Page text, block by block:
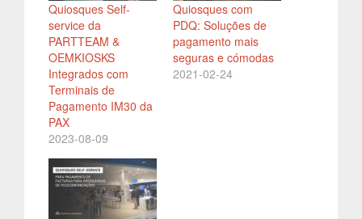
Quiosques Self-
service da
PARTTEAM &
OEMKIOSKS
Integrados com
Terminais de
Pagamento IM30 da
PAX
2023-08-09
Quiosques com
PDQ: Soluções de
pagamento mais
seguras e cómodas
2021-02-24